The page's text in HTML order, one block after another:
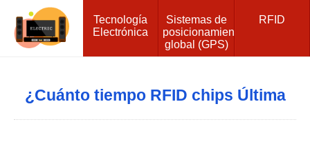
Tecnología
Electrónica
Sistemas de
posicionamiento
global (GPS)
RFID
¿Cuánto tiempo RFID chips Última